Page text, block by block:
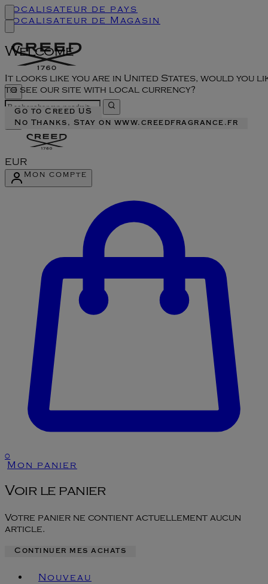
Welcome
It looks like you are in United States, would you
to see our site with local currency?
Go to Creed US
No Thanks, Stay on www.creedfragrance.fr
Localisateur de pays
Localisateur de Magasin
EUR
Mon compte
0
Mon panier
Voir le panier
Votre panier ne contient actuellement aucun
article.
Continuer mes achats
Nouveau